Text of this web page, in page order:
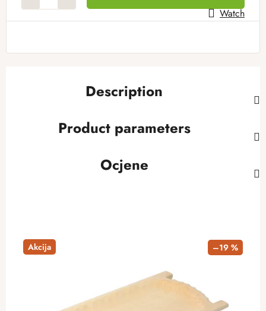
Watch
Description
Product parameters
Ocjene
Akcija –19 %